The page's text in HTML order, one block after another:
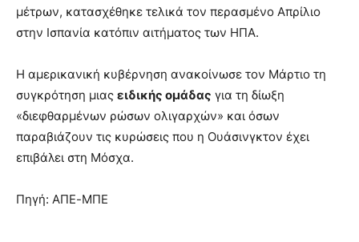
μέτρων, κατασχέθηκε τελικά τον περασμένο Απρίλιο
στην Ισπανία κατόπιν αιτήματος των ΗΠΑ.
Η αμερικανική κυβέρνηση ανακοίνωσε τον Μάρτιο τη
συγκρότηση μιας ειδικής ομάδας για τη δίωξη
«διεφθαρμένων ρώσων ολιγαρχών» και όσων
παραβιάζουν τις κυρώσεις που η Ουάσινγκτον έχει
επιβάλει στη Μόσχα.
Πηγή: ΑΠΕ-ΜΠΕ